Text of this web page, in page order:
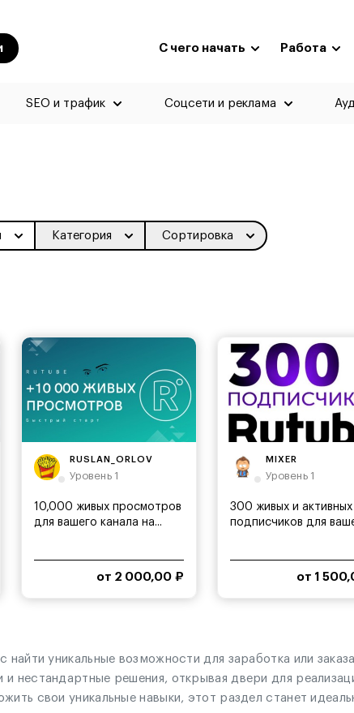
С чего начать Работа
SEO и трафик Соцсети и реклама
Категория Сортировка
RUSLAN_ORLOV
Уровень 1
10,000 живых просмотров
для вашего канала на...
от 2 000,00 ₽
MIXER
Уровень 1
300 живых и активных
подписчиков для
от 1
уникальные возможности для заработка или
нестандартные решения, открывая двери для
свои уникальные навыки, этот раздел станет